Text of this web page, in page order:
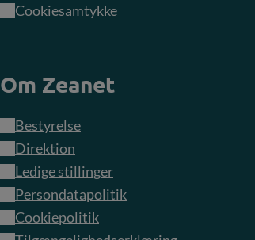
Cookiesamtykke
Om Zeanet
Bestyrelse
Direktion
Ledige stillinger
Persondatapolitik
Cookiepolitik